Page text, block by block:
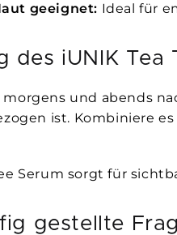
geeignet: Ideal für
des iUNIK Tea
morgens und abends
ist. Kombiniere
Serum sorgt für
gestellte